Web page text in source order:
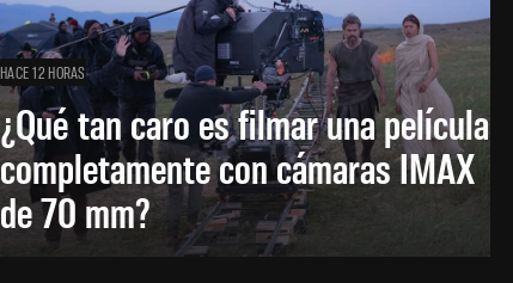
HACE 12 HORAS
¿Qué tan caro es filmar una película
completamente con cámaras IMAX
de 70 mm?